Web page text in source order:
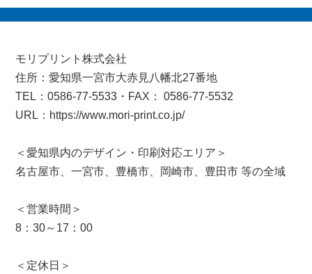
モリプリント株式会社
住所：愛知県一宮市大赤見八幡北27番地
TEL：0586-77-5533・FAX： 0586-77-5532
URL：https://www.mori-print.co.jp/
＜愛知県内のデザイン・印刷対応エリア＞
名古屋市、一宮市、豊橋市、岡崎市、豊田市 等の全域
＜営業時間＞
8：30～17：00
＜定休日＞